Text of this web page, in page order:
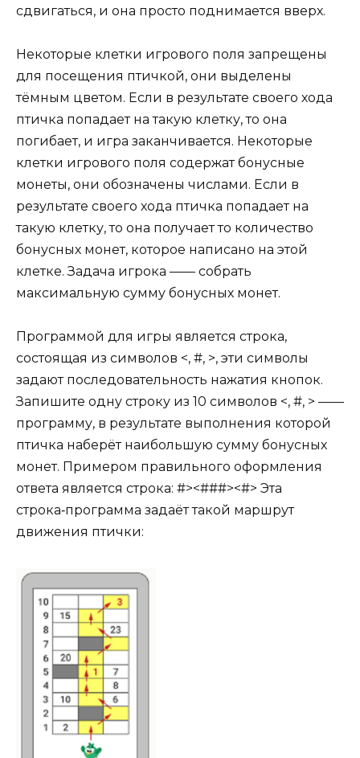
сдвигаться, и она просто поднимается вверх.
Некоторые клетки игрового поля запрещены
для посещения птичкой, они выделены
тёмным цветом. Если в результате своего хода
птичка попадает на такую клетку, то она
погибает, и игра заканчивается. Некоторые
клетки игрового поля содержат бонусные
монеты, они обозначены числами. Если в
результате своего хода птичка попадает на
такую клетку, то она получает то количество
бонусных монет, которое написано на этой
клетке. Задача игрока —— собрать
максимальную сумму бонусных монет.
Программой для игры является строка,
состоящая из символов <, #, >, эти символы
задают последовательность нажатия кнопок.
Запишите одну строку из 10 символов <, #, > ——
программу, в результате выполнения которой
птичка наберёт наибольшую сумму бонусных
монет. Примером правильного оформления
ответа является строка: #><###><#> Эта
строка‑программа задаёт такой маршрут
движения птички: